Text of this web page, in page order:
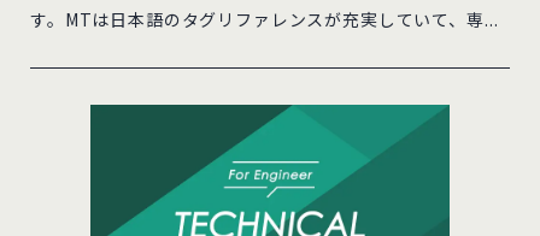
す。MTは日本語のタグリファレンスが充実していて、専...